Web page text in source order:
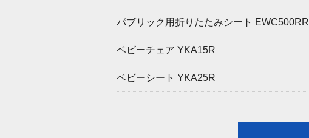
パブリック用折りたたみシート EWC500RR
ベビーチェア YKA15R
ベビーシート YKA25R